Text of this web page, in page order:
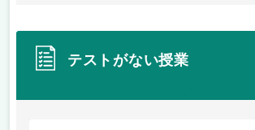
テストがない授業